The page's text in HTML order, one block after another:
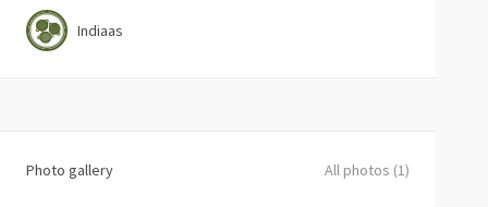
Indiaas
Photo gallery All photos (1)